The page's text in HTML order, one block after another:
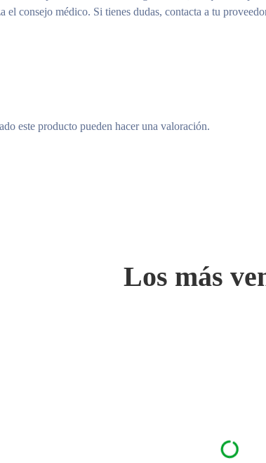
el consejo médico. Si tienes dudas, contacta a tu
este producto pueden hacer una valoración.
Los más